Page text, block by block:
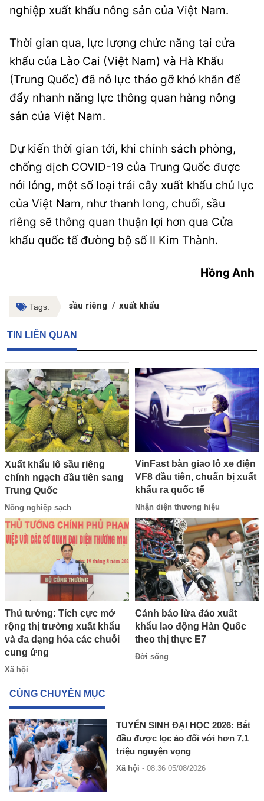
nghiệp xuất khẩu nông sản của Việt Nam.
Thời gian qua, lực lượng chức năng tại cửa
khẩu của Lào Cai (Việt Nam) và Hà Khẩu
(Trung Quốc) đã nỗ lực tháo gỡ khó khăn để
đẩy nhanh năng lực thông quan hàng nông
sản của Việt Nam.
Dự kiến thời gian tới, khi chính sách phòng,
chống dịch COVID-19 của Trung Quốc được
nới lỏng, một số loại trái cây xuất khẩu chủ lực
của Việt Nam, như thanh long, chuối, sầu
riêng sẽ thông quan thuận lợi hơn qua Cửa
khẩu quốc tế đường bộ số II Kim Thành.
Hồng Anh
Tags: sầu riêng xuất khẩu
TIN LIÊN QUAN
Xuất khẩu lô sầu riêng
chính ngạch đầu tiên sang
Trung Quốc
Nông nghiệp sạch
VinFast bàn giao lô xe điện
VF8 đầu tiên, chuẩn bị xuất
khẩu ra quốc tế
Nhận diện thương hiệu
Thủ tướng: Tích cực mở
rộng thị trường xuất khẩu
và đa dạng hóa các chuỗi
cung ứng
Xã hội
Cảnh báo lừa đảo xuất
khẩu lao động Hàn Quốc
theo thị thực E7
Đời sống
CÙNG CHUYÊN MỤC
TUYỂN SINH ĐẠI HỌC 2026: Bắt
đầu được lọc ảo đối với hơn 7,1
triệu nguyện vọng
Xã hội - 08:36 05/08/2026